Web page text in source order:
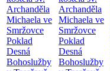
Archanděla
Michaela ve
Smržovce
Poklad
Desná
Bohoslužby
Archanděla
Michaela ve
Smržovce
Poklad
Desná
Bohoslužby